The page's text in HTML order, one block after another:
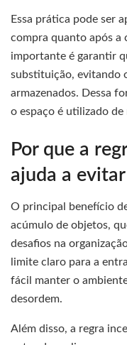
Essa prática pode ser
compra quanto após a
importante é garantir
substituição, evitando
armazenados. Dessa
o espaço é utilizado
Por que a
ajuda a
O principal benefício
acúmulo de objetos,
desafios na
limite claro para a
fácil manter o
desordem.
Além disso, a regra